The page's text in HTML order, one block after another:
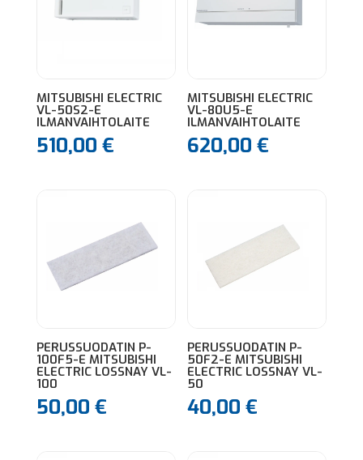
MITSUBISHI ELECTRIC
VL-50S2-E
ILMANVAIHTOLAITE
510,00 €
MITSUBISHI ELECTRIC
VL-80U5-E
ILMANVAIHTOLAITE
620,00€
PERUSSUODATIN P-
100F5-E MITSUBISHI
ELECTRIC LOSSNAY VL-
100
50,00 €
PERUSSUODATIN P-
50F2-E MITSUBISHI
ELECTRIC LOSSNAY VL-
50
40,00€